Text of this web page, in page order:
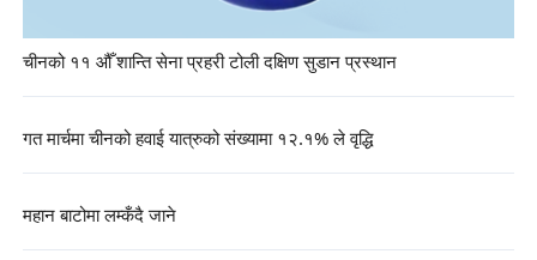
चीनको ११ औँ शान्ति सेना प्रहरी टोली दक्षिण सुडान प्रस्थान
गत मार्चमा चीनको हवाई यात्रुको संख्यामा १२.१% ले वृद्धि
महान बाटोमा लम्कँदै जाने